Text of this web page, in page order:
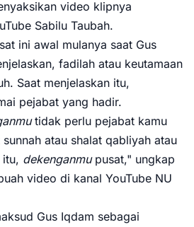
video klipnya
Sabilu Taubah.
ini awal mulanya saat Gus
fadilah atau keutamaan
Saat menjelaskan itu,
pejabat yang hadir.
tidak perlu pejabat kamu
atau shalat qabliyah atau
dekenganmupusat," ungkap
video di kanal YouTube NU
Gus Iqdam sebagai